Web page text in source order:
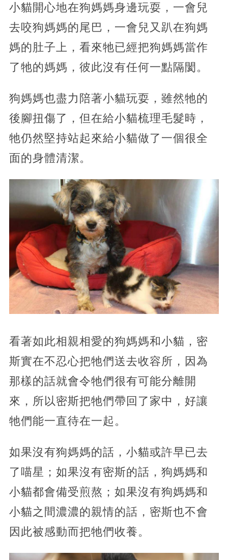
小貓開心地在狗媽媽身邊玩耍，一會兒
去咬狗媽媽的尾巴，一會兒又趴在狗媽
媽的肚子上，看來牠已經把狗媽媽當作
了牠的媽媽，彼此沒有任何一點隔閡。
狗媽媽也盡力陪著小貓玩耍，雖然牠的
後腳扭傷了，但在給小貓梳理毛髮時，
牠仍然堅持站起來給小貓做了一個很全
面的身體清潔。
看著如此相親相愛的狗媽媽和小貓，密
斯實在不忍心把牠們送去收容所，因為
那樣的話就會令牠們很有可能分離開
來，所以密斯把牠們帶回了家中，好讓
牠們能一直待在一起。
如果沒有狗媽媽的話，小貓或許早已去
了喵星；如果沒有密斯的話，狗媽媽和
小貓都會備受煎熬；如果沒有狗媽媽和
小貓之間濃濃的親情的話，密斯也不會
因此被感動而把牠們收養。